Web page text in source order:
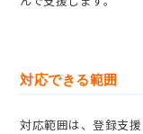
対応できる範囲
対応範囲は、登録支援